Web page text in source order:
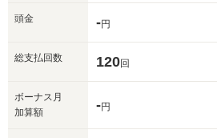
頭金 -円
総支払回数 120回
ボーナス月
加算額
-円